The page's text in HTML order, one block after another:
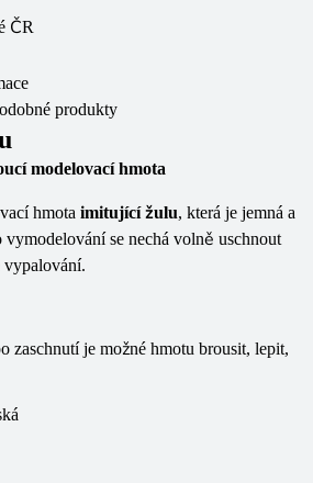
ČR
produkty
modelovací hmota
hmota imitující žulu, která je jemná a
vymodelování se nechá volně uschnout
vypalování.
zaschnutí je možné hmotu brousit, lepit,